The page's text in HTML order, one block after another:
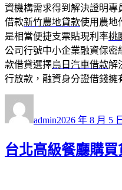
資機構需求得到解決證明專
借款新竹農地貸款使用農地
是相當便捷支票貼現利率桃
公司行號中小企業融資保
款借貸選擇烏日汽車借款解
行放款，融資身分證借錢擁
者
admin佈
期:
2026 年 8 月 5 日
台北高級餐廳購